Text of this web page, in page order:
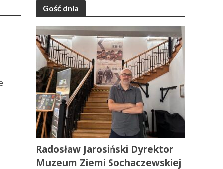
Gość dnia
Radosław Jarosiński Dyrektor
Muzeum Ziemi Sochaczewskiej